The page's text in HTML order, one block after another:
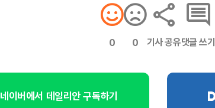
0 0 기사 공유댓글 쓰기
네이버에서 데일리안 구독하기